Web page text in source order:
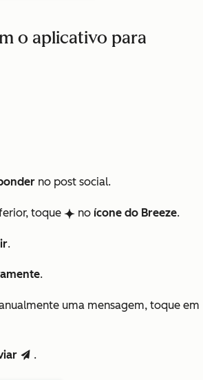
o aplicativo para
no post social.
toque breezeSingleStar no ícone do Breeze.
.
.
uma mensagem, toque em
send .